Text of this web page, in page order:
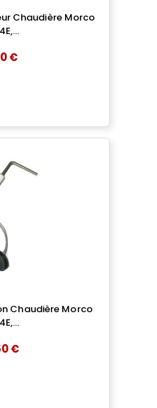
Chaudière Morco
€
Chaudière Morco
€